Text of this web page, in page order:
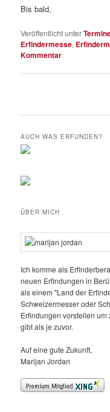
Bis bald,
Veröffentlicht unter
Erfindermesse,
Kommentar
AUCH WAS ERFUNDEN?
ÜBER MICH
Ich komme als
neuen Erfindungen in
als einem "Land der
Schweizermesser oder
Erfindungen vorstellen
gibt als je zuvor.
Auf eine gute Zukunft,
Marijan Jordan